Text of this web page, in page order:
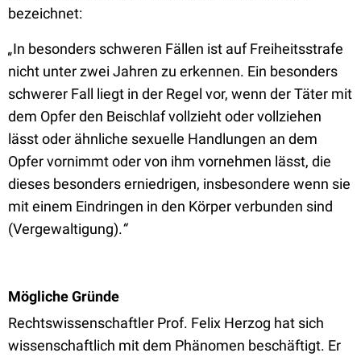
bezeichnet:
„In besonders schweren Fällen ist auf Freiheitsstrafe
nicht unter zwei Jahren zu erkennen. Ein besonders
schwerer Fall liegt in der Regel vor, wenn der Täter mit
dem Opfer den Beischlaf vollzieht oder vollziehen
lässt oder ähnliche sexuelle Handlungen an dem
Opfer vornimmt oder von ihm vornehmen lässt, die
dieses besonders erniedrigen, insbesondere wenn sie
mit einem Eindringen in den Körper verbunden sind
(Vergewaltigung).“
Mögliche Gründe
Rechtswissenschaftler Prof. Felix Herzog hat sich
wissenschaftlich mit dem Phänomen beschäftigt. Er